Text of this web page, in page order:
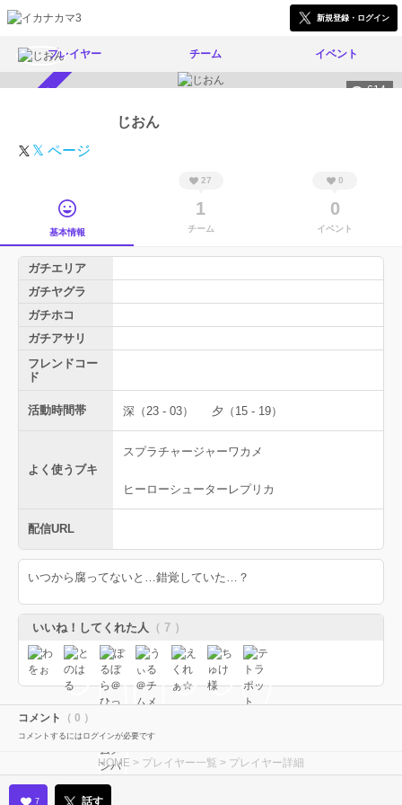
新規登録・ログイン
プレイヤー チーム イベント
614
じおん
𝕏 ページ
基本情報
27
1
チーム
0
0
イベント
ガチエリア
ガチヤグラ
ガチホコ
ガチアサリ
フレンドコー
ド
活動時間帯 深（23 - 03） 夕（15 - 19）
よく使うブキ
スプラチャージャーワカメ
ヒーローシューターレプリカ
配信URL
いつから腐ってないと…錯覚していた…？
いいね！してくれた人 （ 7 ）
コメント （ 0 ）
コメントするにはログインが必要です
HOME > プレイヤー一覧 > プレイヤー詳細
7 話す